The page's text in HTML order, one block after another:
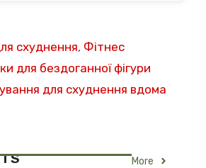
схуднення, Фітнес
для бездоганної фігури
для схуднення вдома
More